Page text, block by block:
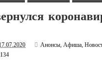
Анонсы,Афиша,